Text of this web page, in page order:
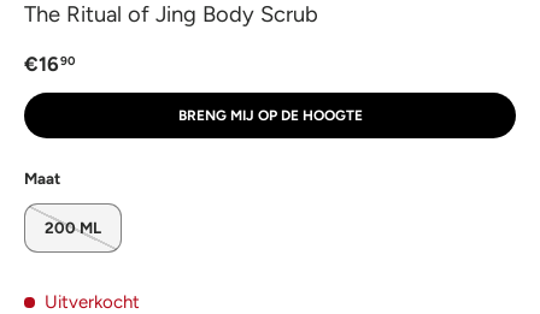
The Ritual of Jing Body Scrub
€1690
BRENG MIJ OP DE HOOGTE
Maat
200 ML
Uitverkocht